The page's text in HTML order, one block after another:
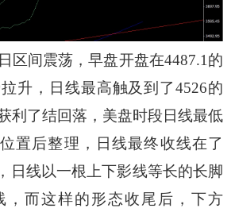
间震荡，早盘开盘在4487.1的
升，日线最高触及到了4526的
利了结回落，美盘时段日线最低
置后整理，日线最终收线在了
日线以一根上下影线等长的长脚
，而这样的形态收尾后，下方